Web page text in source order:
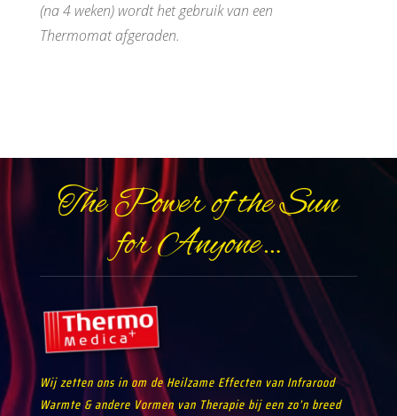
(na 4 weken) wordt het gebruik van een
Thermomat afgeraden.
The Power of the Sun
for Anyone…
Wij zetten ons in om de Heilzame Effecten van Infrarood
Warmte & andere Vormen van Therapie bij een zo’n breed